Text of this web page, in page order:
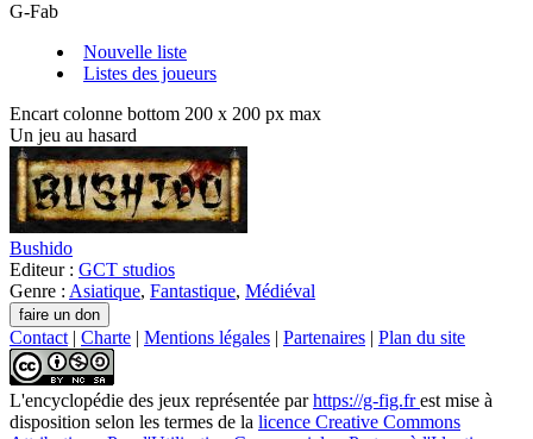
G-Fab
Nouvelle liste
Listes des joueurs
Encart colonne bottom 200 x 200 px max
Un jeu au hasard
Bushido
Editeur : GCT studios
Genre : Asiatique, Fantastique, Médiéval
Contact | Charte | Mentions légales | Partenaires | Plan du site
L'encyclopédie des jeux représentée parhttps://g-fig.frest mise à
disposition selon les termes de la licence Creative Commons